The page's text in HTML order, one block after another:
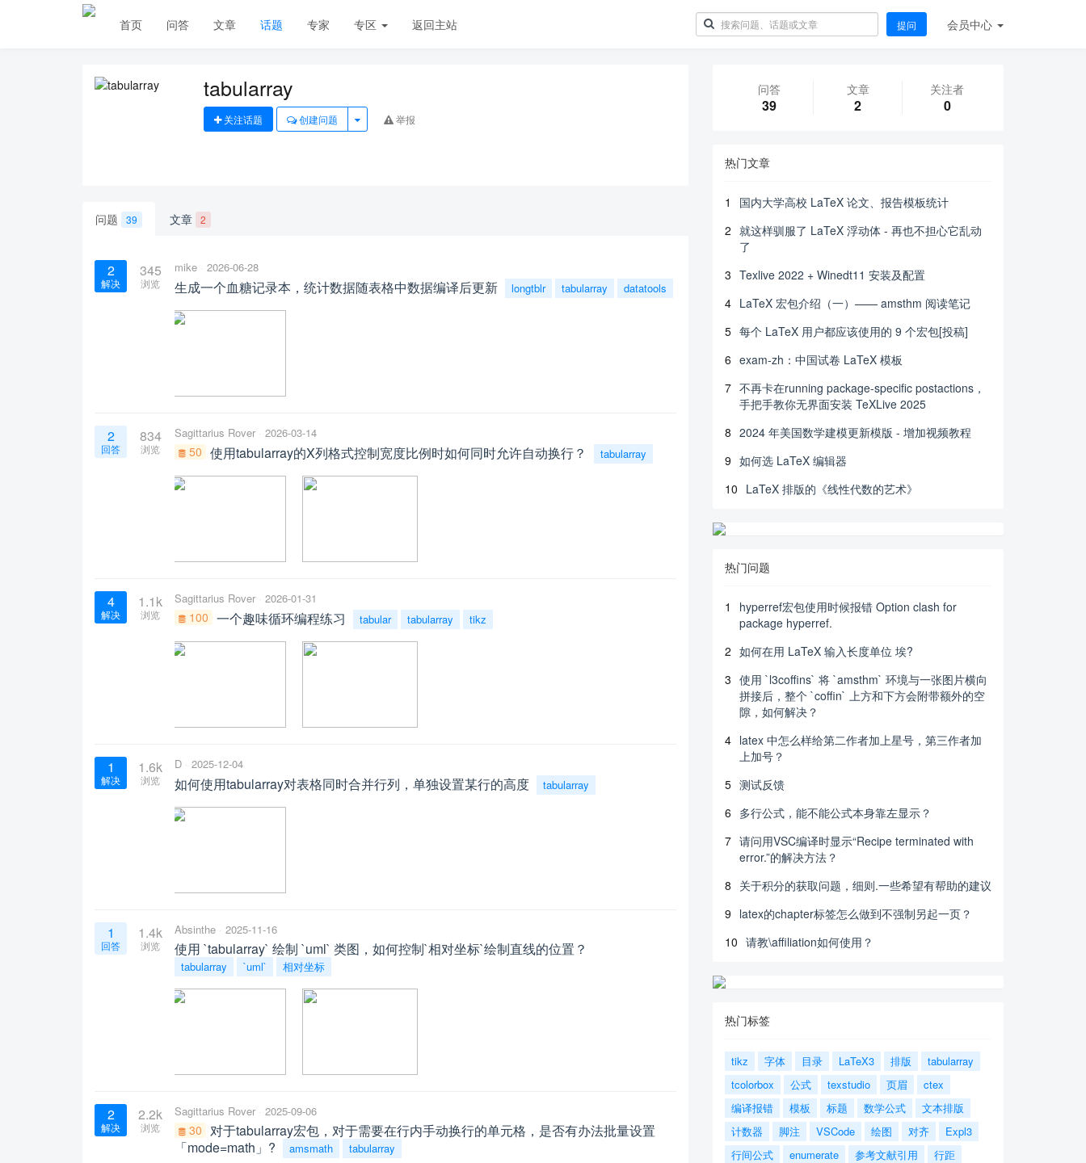
首页 问答 文章 话题 专家 专区 返回主站 提问 会员中心
tabularray
关注话题 创建问题 举报
问题 39 文章 2
2
解决
345
浏览
mike 2026-06-28
生成一个血糖记录本，统计数据随表格中数据编译后更新 longtblr tabularray datatools
2
回答
834
浏览
Sagittarius Rover 2026-03-14
50 使用tabularray的X列格式控制宽度比例时如何同时允许自动换行？ tabularray
4
解决
1.1k
浏览
Sagittarius Rover 2026-01-31
100 一个趣味循环编程练习 tabular tabularray tikz
1
解决
1.6k
浏览
D 2025-12-04
如何使用tabularray对表格同时合并行列，单独设置某行的高度 tabularray
1
回答
1.4k
浏览
Absinthe 2025-11-16
使用 `tabularray` 绘制 `uml` 类图，如何控制`相对坐标`绘制直线的位置？
tabularray `uml` 相对坐标
2
解决
2.2k
浏览
Sagittarius Rover 2025-09-06
30 对于tabularray宏包，对于需要在行内手动换行的单元格，是否有办法批量设置
「mode=math」?
amsmath tabularray
问答
39
文章
2
关注者
0
热门文章
1
国内大学高校 LaTeX 论文、报告模板统计
2 就这样驯服了 LaTeX 浮动体 - 再也不担心它乱动
了
3 Texlive 2022 + Winedt11 安装及配置
4 LaTeX 宏包介绍（一）—— amsthm 阅读笔记
5 每个 LaTeX 用户都应该使用的 9 个宏包[投稿]
6 exam-zh：中国试卷 LaTeX 模板
7 不再卡在running package-specific postactions，
手把手教你无界面安装 TeXLive 2025
8 2024 年美国数学建模更新模版 - 增加视频教程
9 如何选 LaTeX 编辑器
10 LaTeX 排版的《线性代数的艺术》
热门问题
1
hyperref宏包使用时候报错 Option clash for
package hyperref.
2 如何在用 LaTeX 输入长度单位 埃?
3 使用 `l3coffins` 将 `amsthm` 环境与一张图片横向
拼接后，整个 `coffin` 上方和下方会附带额外的空
隙，如何解决？
4 latex 中怎么样给第二作者加上星号，第三作者加
上加号？
5 测试反馈
6 多行公式，能不能公式本身靠左显示？
7 请问用VSC编译时显示“Recipe terminated with
error.”的解决方法？
8 关于积分的获取问题，细则.一些希望有帮助的建议
9 latex的chapter标签怎么做到不强制另起一页？
10 请教\affiliation如何使用？
热门标签
tikz 字体 目录 LaTeX3 排版
tabularray
tcolorbox
公式 texstudio 页眉
ctex
编译报错
模板 标题 数学公式
文本排版
计数器
脚注 VSCode 绘图 对齐
Expl3
行间公式
enumerate 参考文献引用
行距